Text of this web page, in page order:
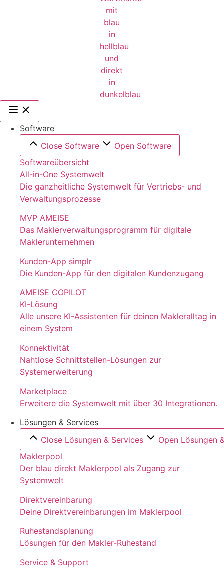
Software
Close Software
Open Software
Softwareübersicht
All-in-One Systemwelt
Die ganzheitliche Systemwelt für Vertriebs- und
Verwaltungsprozesse
MVP AMEISE
Das Maklerverwaltungsprogramm für digitale
Maklerunternehmen
Kunden-App simplr
Die Kunden-App für den digitalen Kundenzugang
AMEISE COPILOT
KI-Lösung
Alle unsere KI-Assistenten für deinen Makleralltag in
einem System
Konnektivität
Nahtlose Schnittstellen-Lösungen zur
Systemerweiterung
Marketplace
Erweitere die Systemwelt mit über 30 Integrationen.
Lösungen & Services
Close Lösungen & Services
Open Lösungen
Maklerpool
Der blau direkt Maklerpool als Zugang zur
Systemwelt
Direktvereinbarung
Deine Direktvereinbarungen im Maklerpool
Ruhestandsplanung
Lösungen für den Makler-Ruhestand
Service & Support